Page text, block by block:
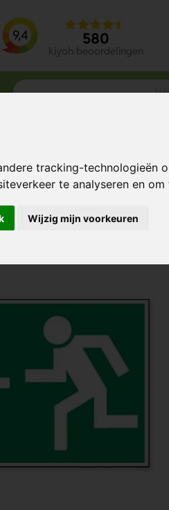
tracking-technologieën
te analyseren en
Wijzig mijn voorkeuren
9,4 580
kiyoh beoordelingen
Linksaf (Sticker)
(Sticker)